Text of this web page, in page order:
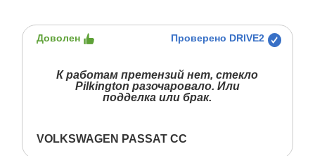
Доволен Проверено DRIVE2
К работам претензий нет, стекло
Pilkington разочаровало. Или
подделка или брак.
VOLKSWAGEN PASSAT CC